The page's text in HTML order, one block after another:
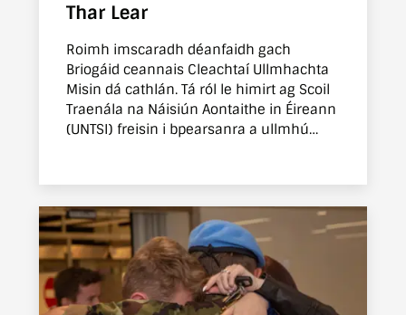
Thar Lear
Roimh imscaradh déanfaidh gach
Briogáid ceannais Cleachtaí Ullmhachta
Misin dá cathlán. Tá ról le himirt ag Scoil
Traenála na Náisiún Aontaithe in Éireann
(UNTSI) freisin i bpearsanra a ullmhú